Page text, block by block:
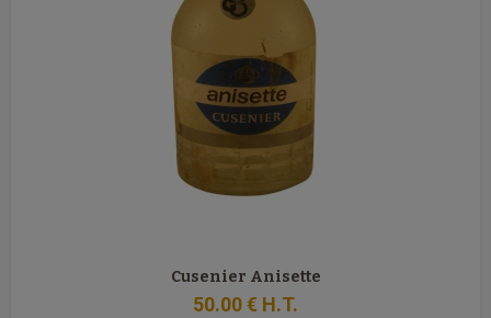
Cusenier Anisette
50.00€ H.T.